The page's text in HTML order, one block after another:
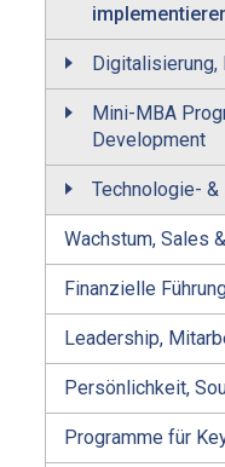
Digitalisierung,
Mini-MBA
Development
Technologie-
Wachstum, Sales
Finanzielle
Leadership,
Persönlichkeit,
Programme für